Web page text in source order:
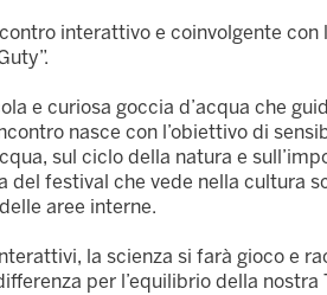
interattivo e coinvolgente con
e curiosa goccia d’acqua che
nasce con l’obiettivo di
sul ciclo della natura e
del festival che vede nella cultura
aree interne.
la scienza si farà gioco e
per l’equilibrio della nostra